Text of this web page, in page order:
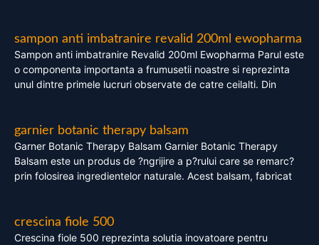
sampon anti imbatranire revalid 200ml ewopharma
Sampon anti imbatranire Revalid 200ml Ewopharma Parul este
o componenta importanta a frumusetii noastre si reprezinta
unul dintre primele lucruri observate de catre ceilalti. Din
garnier botanic therapy balsam
Garner Botanic Therapy Balsam Garnier Botanic Therapy
Balsam este un produs de ?ngrijire a p?rului care se remarc?
prin folosirea ingredientelor naturale. Acest balsam, fabricat
crescina fiole 500
Crescina fiole 500 reprezinta solutia inovatoare pentru